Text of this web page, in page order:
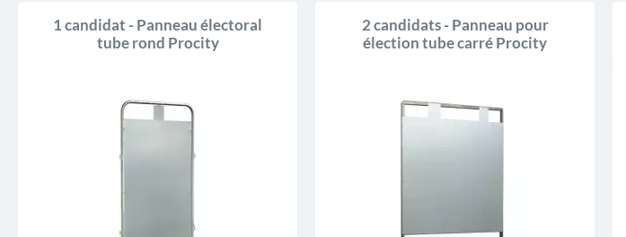
1 candidat - Panneau électoral
tube rond Procity
2 candidats - Panneau pour
élection tube carré Procity